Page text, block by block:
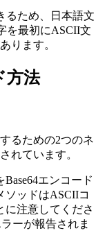
るため、日本語文
を最初にASCII文
ります。
方法
るための2つのネ
れています。
エンコード
ソッドはASCIIコ
に注意してくださ
ーが報告されま